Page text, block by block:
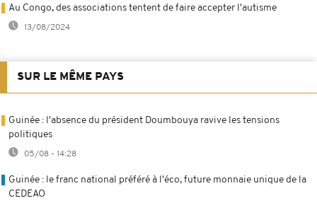
Au Congo, des associations tentent de faire accepter l'autisme
13/08/2024
SUR LE MÊME PAYS
Guinée : l'absence du président Doumbouya ravive les tensions
politiques
05/08 - 14:28
Guinée : le franc national préféré à l'éco, future monnaie unique de la
CEDEAO